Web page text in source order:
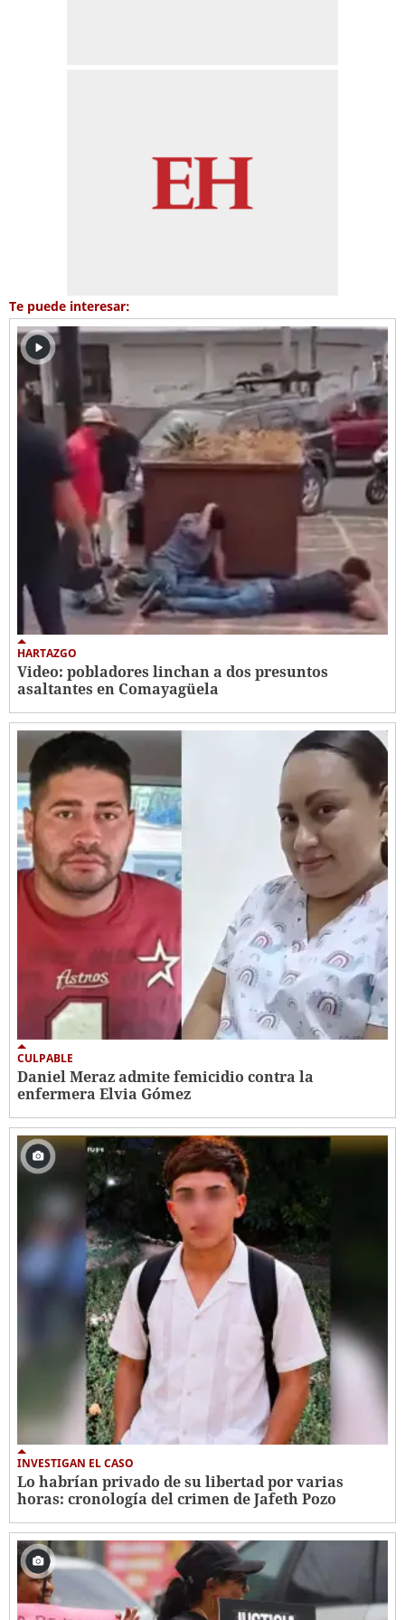
Te puede interesar:
HARTAZGO
Video: pobladores linchan a dos presuntos
asaltantes en Comayagüela
CULPABLE
Daniel Meraz admite femicidio contra la
enfermera Elvia Gómez
INVESTIGAN EL CASO
Lo habrían privado de su libertad por varias
horas: cronología del crimen de Jafeth Pozo